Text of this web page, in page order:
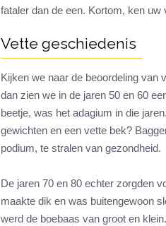
fataler dan de een. Kortom, ken uw
Vette geschiedenis
Kijken we naar de beoordeling van
dan zien we in de jaren 50 en 60
beetje, was het adagium in die
gewichten en een vette bek?
podium, te stralen van gezondheid.
De jaren 70 en 80 echter zorgden
maakte dik en was buitengewoon
werd de boebaas van groot en